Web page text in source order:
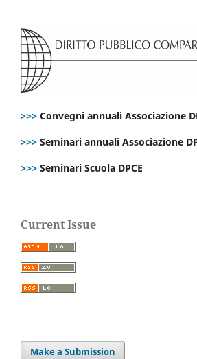
>>> Convegni annuali Associazione
>>> Seminari annuali Associazione
>>> Seminari Scuola DPCE
Current Issue
Make a Submission